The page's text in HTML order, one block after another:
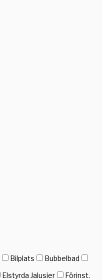
Bilplats
Bubbelbad
Elstyrda Jalusier
Förinst.